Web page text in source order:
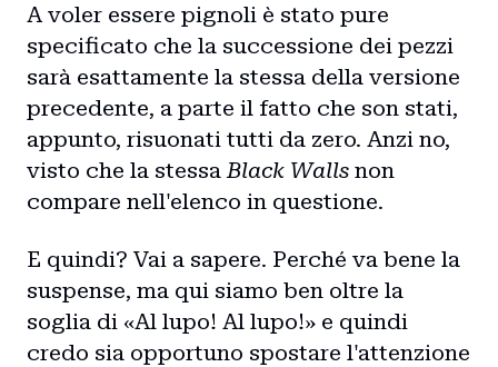
A voler essere pignoli è stato pure
specificato che la successione dei pezzi
sarà esattamente la stessa della versione
precedente, a parte il fatto che son stati,
appunto, risuonati tutti da zero. Anzi no,
visto che la stessaBlack Walls non
compare nell'elenco in questione.
E quindi? Vai a sapere. Perché va bene la
suspense, ma qui siamo ben oltre la
soglia di «Al lupo! Al lupo!» e quindi
credo sia opportuno spostare l'attenzione